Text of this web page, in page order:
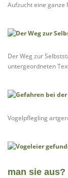
Aufzucht eine ganze
Der Weg zur Selbstständigkeit
untergeordneten
Vogelpflegling
man sie aus?